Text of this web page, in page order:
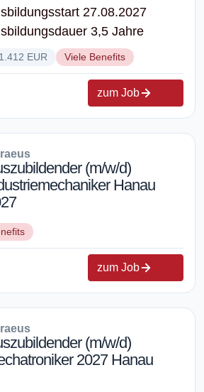
27.08.2027
3,5 Jahre
EUR Viele Benefits
zum Job
(m/w/d)
Hanau
zum Job
(m/w/d)
2027 Hanau